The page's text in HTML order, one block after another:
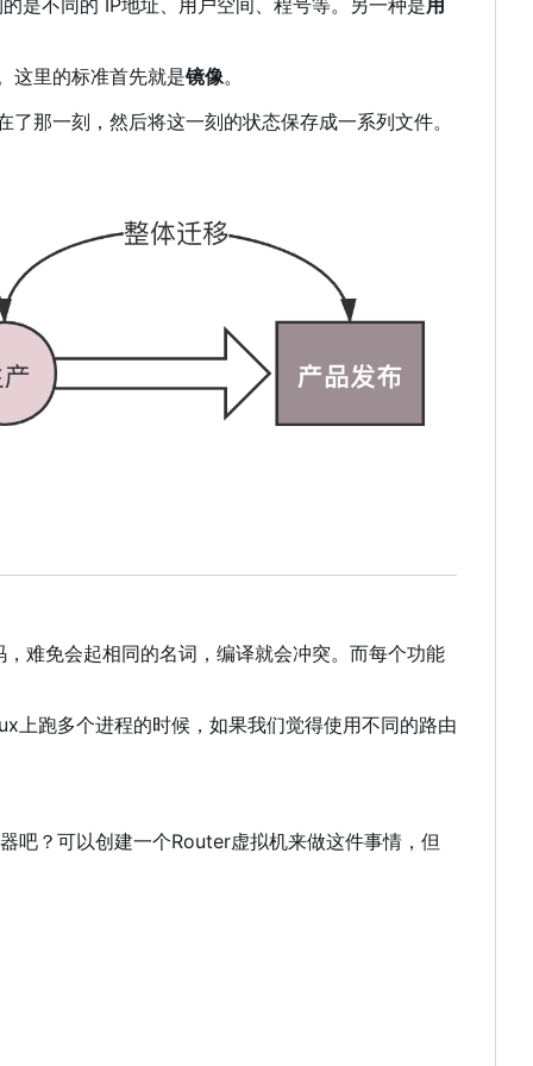
这里的标准首先就是镜像。
那一刻，然后将这一刻的状态保存成一系列文件。
， 难免会起相同的名词 ， 编译就会冲突。而每个功能
上跑多个进程的时候 ， 如果我们觉得使用不同的路由
吧 ？ 可以创建一个Router虚拟机来做这件事情 ， 但